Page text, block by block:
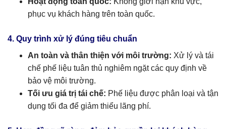
phục vụ khách hàng trên toàn quốc.
4. Quy trình xử lý đúng tiêu chuẩn
An toàn và thân thiện với môi trường: Xử lý và tái
chế phế liệu tuân thủ nghiêm ngặt các quy định về
bảo vệ môi trường.
Tối ưu giá trị tái chế: Phế liệu được phân loại và tận
dụng tối đa để giảm thiểu lãng phí.